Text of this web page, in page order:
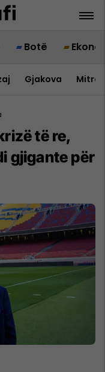
Botë
Gjakova
të re,
gjigante për